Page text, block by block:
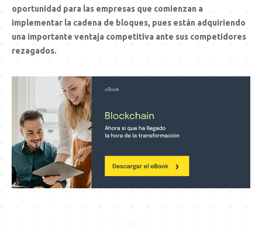
oportunidad para las empresas que comienzan a
implementar la cadena de bloques, pues están adquiriendo
una importante ventaja competitiva ante sus competidores
rezagados.